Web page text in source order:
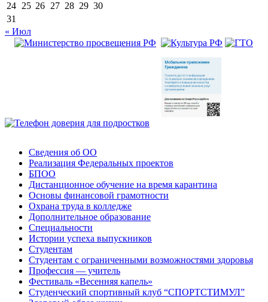
24 25 26 27 28 29 30
31
« Июл
Сведения об ОО
Реализация Федеральных проектов
БПОО
Дистанционное обучение на время карантина
Основы финансовой грамотности
Охрана труда в колледже
Дополнительное образование
Специальности
Истории успеха выпускников
Студентам
Студентам с ограниченными возможностями здоровья
Профессия — учитель
Фестиваль «Весенняя капель»
Студенческий спортивный клуб “СПОРТСТИМУЛ”